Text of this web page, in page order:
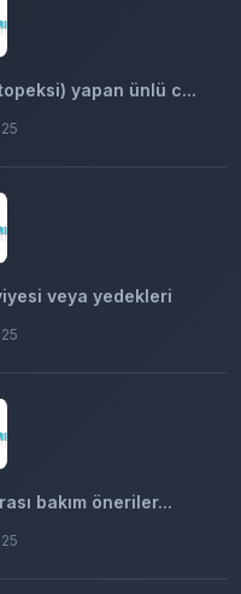
yapan ünlü c...
veya yedekleri
bakım öneriler...